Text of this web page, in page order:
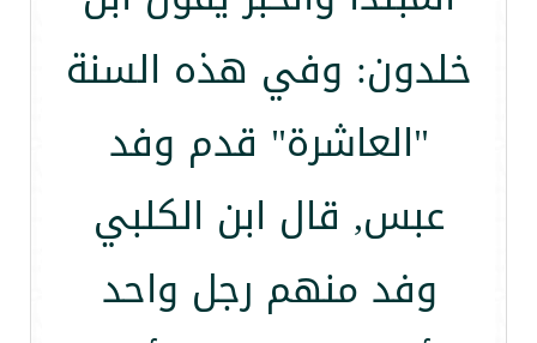
خلدون: وفي هذه السنة
"العاشرة" قدم وفد
عبس, قال ابن الكلبي
وفد منهم رجل واحد